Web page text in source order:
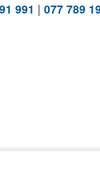
991 | 077 789